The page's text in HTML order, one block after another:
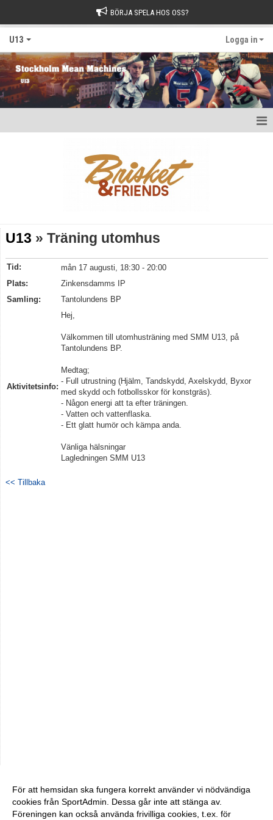
BÖRJA SPELA HOS OSS?
U13 Logga in
Kontakt
U13 » Träning utomhus
Tid:
mån 17 augusti, 18:30 - 20:00
Plats:
Zinkensdamms IP
Samling:
Tantolundens BP
Aktivitetsinfo:
Hej,
Välkommen till utomhusträning med SMM U13, på
Tantolundens BP.
Medtag;
- Full utrustning (Hjälm, Tandskydd, Axelskydd, Byxor
med skydd och fotbollsskor för konstgräs).
- Någon energi att ta efter träningen.
- Vatten och vattenflaska.
- Ett glatt humör och kämpa anda.
Vänliga hälsningar
Lagledningen SMM U13
<< Tillbaka
För att hemsidan ska fungera korrekt använder vi nödvändiga
cookies från SportAdmin. Dessa går inte att stänga av.
Föreningen kan också använda frivilliga cookies, t.ex. för